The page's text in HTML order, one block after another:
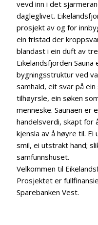
vevd inn i det
dagleglivet.
prosjekt av og for
ein fristad der
blandast i ein duft av
Eikelandsfjorden
bygningsstruktur ved
samhald, eit svar på
tilhøyrsle, ein søken
menneske. Saunaen
handelsverdi, skapt for
kjensla av å høyre til.
smil, ei utstrakt hand;
samfunnshuset.
Velkommen til
Prosjektet er
Sparebanken Vest.